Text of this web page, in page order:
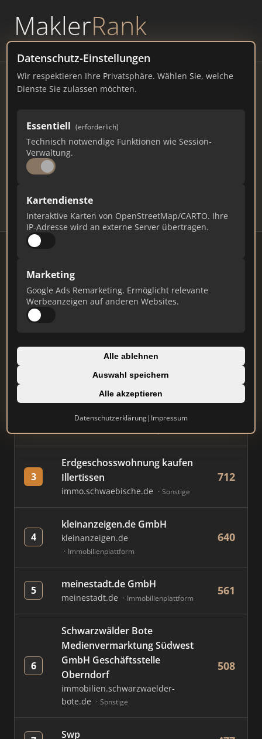
MaklerRank
powered byWAVEPOINT
Datenschutz-Einstellungen
Wir respektieren Ihre Privatsphäre. Wählen Sie, welche
Dienste Sie zulassen möchten.
Essentiell (erforderlich)
Technisch notwendige Funktionen wie Session-
Verwaltung.
Kartendienste
Interaktive Karten von OpenStreetMap/CARTO. Ihre
IP-Adresse wird an externe Server übertragen.
Marketing
Google Ads Remarketing. Ermöglicht relevante
Werbeanzeigen auf anderen Websites.
Alle ablehnen
Auswahl speichern
Alle akzeptieren
Datenschutzerklärung| Impressum
Immobilienmakler
Pfullendorf – Ranking Juli
2026
BADEN-WÜRTTEMBERG
76
Makler Makler-Keywords
Stand: Juli 2026
#
Immobilien Scout GmbH
immobilienscout24.de
AVIV Germany GmbH
3
Erdgeschosswohnung kaufen
Illertissen
immo.schwaebische.de Sonstige
712
4
kleinanzeigen.de GmbH
kleinanzeigen.de
Immobilienplattform
640
5 meinestadt.de GmbH
meinestadt.de Immobilienplattform
561
6
Schwarzwälder Bote
Medienvermarktung Südwest
GmbH Geschäftsstelle
Oberndorf
immobilien.schwarzwaelder-
bote.de
Sonstige
508
Swp